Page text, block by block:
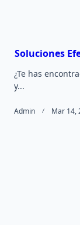
Soluciones
¿Te has
y...
Admin Mar 14,